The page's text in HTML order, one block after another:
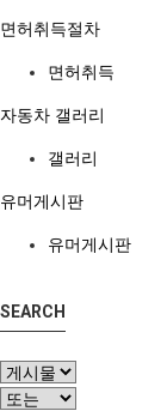
면허취득절차
면허취득
자동차 갤러리
갤러리
유머게시판
유머게시판
SEARCH